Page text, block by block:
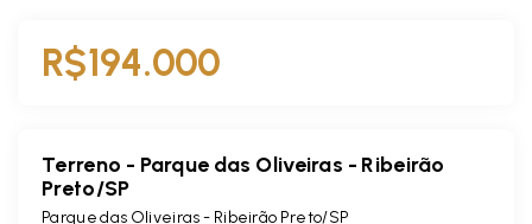
R$194.000
Terreno - Parque das Oliveiras - Ribeirão
Preto/SP
Parque das Oliveiras - Ribeirão Preto/SP